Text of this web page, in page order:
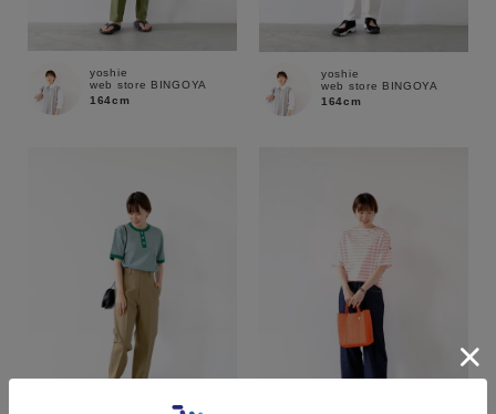
yoshie
web store BINGOYA
164cm
yoshie
web store BINGOYA
164cm